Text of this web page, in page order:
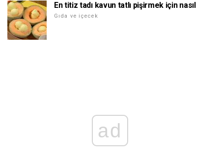
En titiz tadı kavun tatlı pişirmek için nasıl
Gıda ve içecek
ad